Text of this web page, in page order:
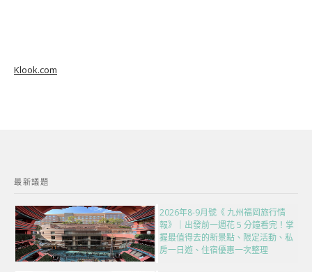
Klook.com
最新議題
2026年8-9月號《 九州福岡旅行情
報》｜出發前一週花 5 分鐘看完！掌
握最值得去的新景點、限定活動、私
房一日遊、住宿優惠一次整理